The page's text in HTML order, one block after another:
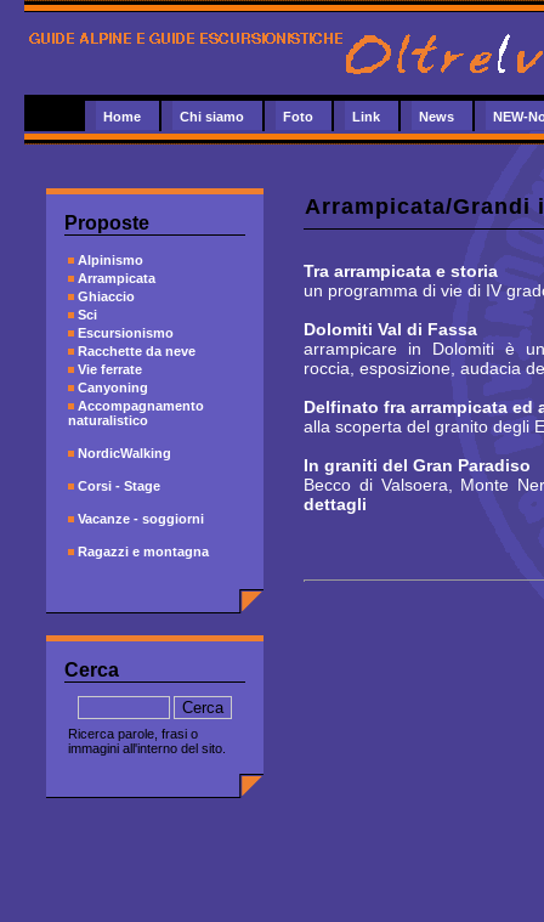
Home Chi siamo Foto Link News NEW-
Proposte
Alpinismo
Arrampicata
Ghiaccio
Sci
Escursionismo
Racchette da neve
Vie ferrate
Canyoning
Accompagnamento
naturalistico
NordicWalking
Corsi - Stage
Vacanze - soggiorni
Ragazzi e montagna
Cerca
Ricerca parole, frasi o
immagini all'interno del sito.
Arrampicata/Grandi
Tra arrampicata e storia
un programma di vie di IV
Dolomiti Val di Fassa
arrampicare in Dolomiti è
roccia, esposizione, audacia
Delfinato fra arrampicata ed
alla scoperta del granito degli
In graniti del Gran Paradiso
Becco di Valsoera, Monte
dettagli